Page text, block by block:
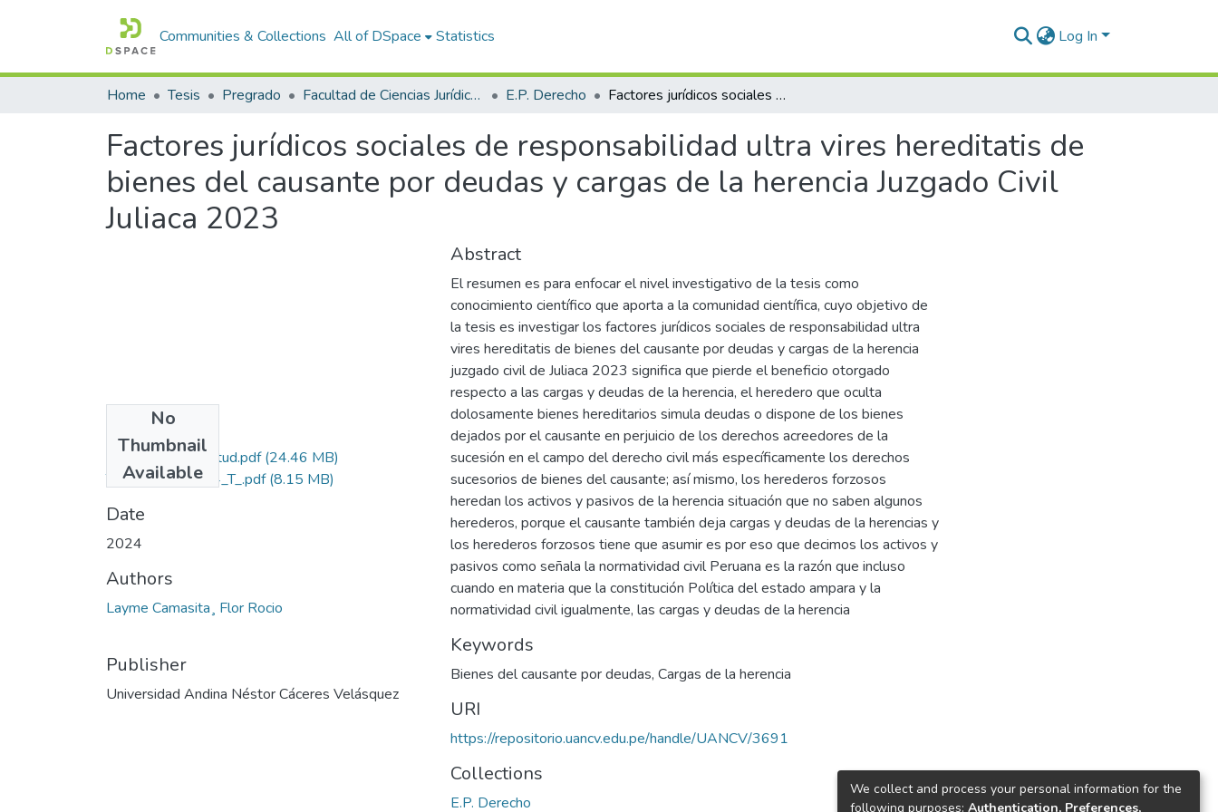
Communities & Collections All of DSpace Statistics Log In
Home Tesis Pregrado Facultad de Ciencias Jurídicas y Políticas E.P. Derecho Factores jurídicos sociales de responsabilidad ultra vires hereditatis de bienes del causante por deudas y cargas de la herencia Juzgado Civil Juliaca 2023
Factores jurídicos sociales de responsabilidad ultra vires hereditatis de
bienes del causante por deudas y cargas de la herencia Juzgado Civil
Juliaca 2023
No
Thumbnail
Available
Grado de Similitud.pdf(24.46 MB)
T036_75850494_T_.pdf(8.15 MB)
Date
2024
Authors
Layme Camasita¸ Flor Rocio
Publisher
Universidad Andina Néstor Cáceres Velásquez
Abstract
El resumen es para enfocar el nivel investigativo de la tesis como
conocimiento científico que aporta a la comunidad científica, cuyo objetivo de
la tesis es investigar los factores jurídicos sociales de responsabilidad ultra
vires hereditatis de bienes del causante por deudas y cargas de la herencia
juzgado civil de Juliaca 2023 significa que pierde el beneficio otorgado
respecto a las cargas y deudas de la herencia, el heredero que oculta
dolosamente bienes hereditarios simula deudas o dispone de los bienes
dejados por el causante en perjuicio de los derechos acreedores de la
sucesión en el campo del derecho civil más específicamente los derechos
sucesorios de bienes del causante; así mismo, los herederos forzosos
heredan los activos y pasivos de la herencia situación que no saben algunos
herederos, porque el causante también deja cargas y deudas de la herencias y
los herederos forzosos tiene que asumir es por eso que decimos los activos y
pasivos como señala la normatividad civil Peruana es la razón que incluso
cuando en materia que la constitución Política del estado ampara y la
normatividad civil igualmente, las cargas y deudas de la herencia
Keywords
Bienes del causante por deudas, Cargas de la herencia
URI
https://repositorio.uancv.edu.pe/handle/UANCV/3691
Collections
E.P. Derecho
We collect and process your personal information for the
following purposes: Authentication, Preferences,